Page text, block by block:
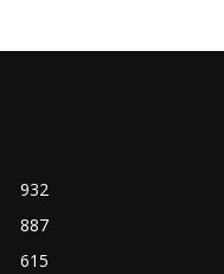
932
887
615